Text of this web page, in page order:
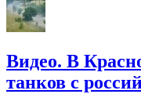
Видео. В
танков с